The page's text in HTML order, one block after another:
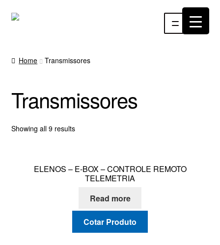
Pular
Pular
conteúdo
Menu
RF
VÍDEO
Home Transmissores
Transmissores
Showing all 9 results
ELENOS – E-BOX – CONTROLE REMOTO
TELEMETRIA
Read more
Cotar Produto